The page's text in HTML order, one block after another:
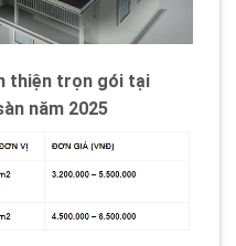
thiện trọn gói tại
năm 2025